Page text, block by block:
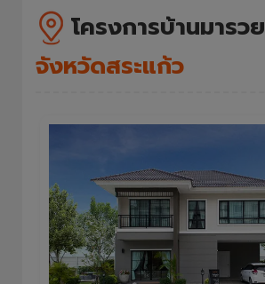
โครงการบ้านมารวย
จังหวัดสระแก้ว